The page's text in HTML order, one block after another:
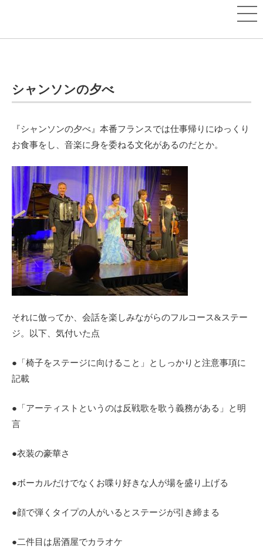
シャンソンの夕べ
『シャンソンの夕べ』本番フランスでは仕事帰りにゆっくり
お食事をし、音楽に身を委ねる文化があるのだとか。
それに倣ってか、会話を楽しみながらのフルコース&ステー
ジ。以下、気付いた点
●「椅子をステージに向けること」としっかりと注意事項に
記載
●「アーティストというのは反戦歌を歌う義務がある」と明
言
●衣装の豪華さ
●ボーカルだけでなくお喋り好きな人が場を盛り上げる
●顔で弾くタイプの人がいるとステージが引き締まる
●二件目は居酒屋でカラオケ